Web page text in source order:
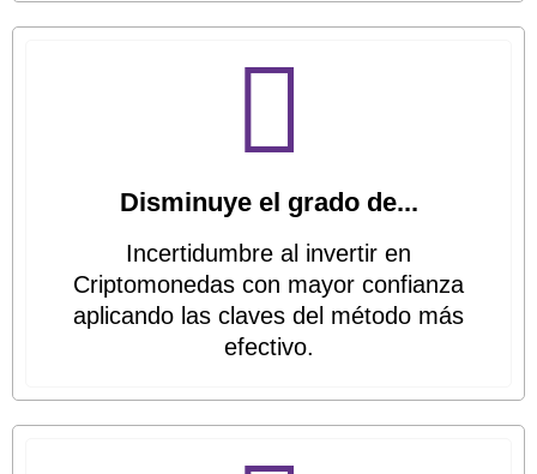
Disminuye el grado de...
Incertidumbre al invertir en
Criptomonedas con mayor confianza
aplicando las claves del método más
efectivo.